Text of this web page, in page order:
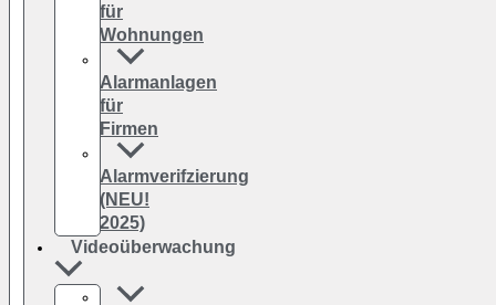
für
Wohnungen
Alarmanlagen
für
Firmen
Alarmverifzierung
(NEU!
2025)
Videoüberwachung